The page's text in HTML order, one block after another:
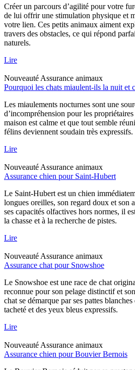
Créer un parcours d’agilité pour votre
de lui offrir une stimulation physique et
votre lien. Ces petits animaux aiment
travers des obstacles, ce qui répond
naturels.
Lire
Nouveauté Assurance animaux
Pourquoi les chats miaulent-ils la nuit et
Les miaulements nocturnes sont une
d’incompréhension pour les
maison est calme et que tout semble
félins deviennent soudain très expressifs.
Lire
Nouveauté Assurance animaux
Assurance chien pour Saint-Hubert
Le Saint-Hubert est un chien
longues oreilles, son regard doux et son
ses capacités olfactives hors normes, il
la chasse et à la recherche de pistes.
Lire
Nouveauté Assurance animaux
Assurance chat pour Snowshoe
Le Snowshoe est une race de chat
reconnue pour son pelage distinctif et
chat se démarque par ses pattes
tacheté et des yeux bleus expressifs.
Lire
Nouveauté Assurance animaux
Assurance chien pour Bouvier Bernois